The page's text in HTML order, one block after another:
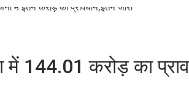
में 144.01 करोड़ का